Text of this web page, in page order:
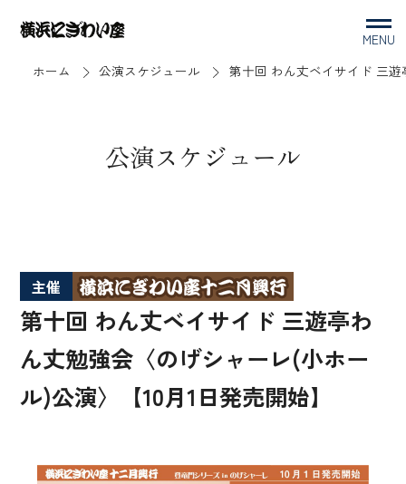
MENU
ホーム
公演スケジュール 第十回 わん丈ベイサイド 三
公演スケジュール
主催
第十回 わん丈ベイサイド 三遊亭わ
ん丈勉強会〈のげシャーレ(小ホー
ル)公演〉【10月1日発売開始】